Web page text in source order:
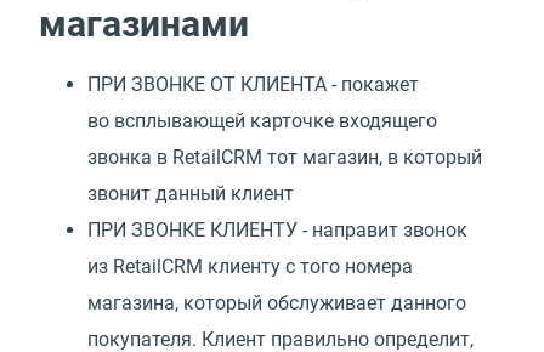
магазинами
ПРИ ЗВОНКЕ ОТ КЛИЕНТА - покажет
во всплывающей карточке входящего
звонка в RetailCRM тот магазин, в который
звонит данный клиент
ПРИ ЗВОНКЕ КЛИЕНТУ - направит звонок
из RetailCRM клиенту с того номера
магазина, который обслуживает данного
покупателя. Клиент правильно определит,